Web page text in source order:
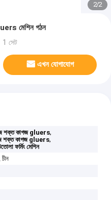
2/2
মেশিন গঠন
সেট
এখন যোগাযোগ
শক্ত কাগজ gluers,
শক্ত কাগজ gluers,
ফর্মিং মেশিন